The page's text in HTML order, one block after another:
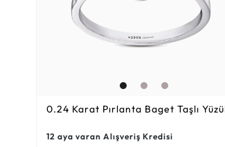
0.24 Karat Pırlanta Baget Taşlı
12 aya varan Alışveriş Kredisi